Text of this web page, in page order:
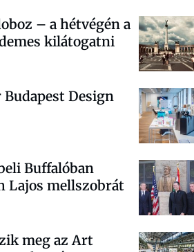
– a hétvégén a
kilátogatni
Design
Buffalóban
Lajos mellszobrát
meg az Art